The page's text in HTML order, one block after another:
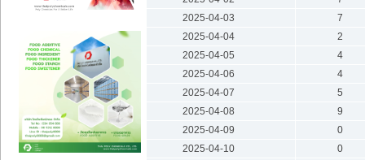
2025-04-03
7
2025-04-04
2
2025-04-05
4
2025-04-06
4
2025-04-07
5
2025-04-08
9
2025-04-09
0
2025-04-10
0